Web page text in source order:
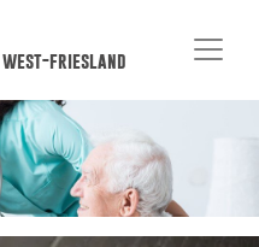
west-friesland